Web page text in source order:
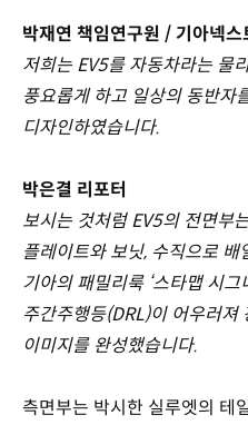
박재연 책임연구원 / 기아넥
저희는 EV5를 자동차라는 물
풍요롭게 하고 일상의 동반자
디자인하였습니다.
박은결 리포터
보시는 것처럼 EV5의 전면부
플레이트와 보닛, 수직으로 배
기아의 패밀리룩 ‘스타맵 시그
주간주행등(DRL)이 어우러져
이미지를 완성했습니다.
측면부는 박시한 실루엣의 테